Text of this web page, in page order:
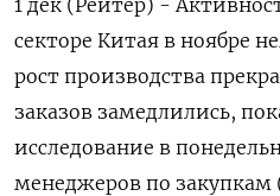
1 дек (Рейтер) -
секторе Китая в ноябре
рост производства
заказов замедлились,
исследование в
менеджеров по закупкам